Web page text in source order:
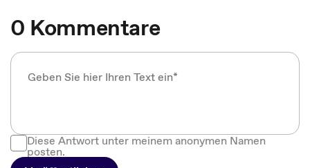
0 Kommentare
Diese Antwort unter meinem anonymen Namen
posten.